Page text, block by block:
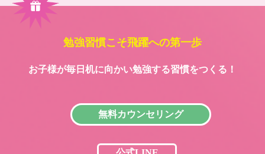
勉強習慣こそ飛躍への第一歩
お子様が毎日机に向かい勉強する習慣をつくる！
無料カウンセリング